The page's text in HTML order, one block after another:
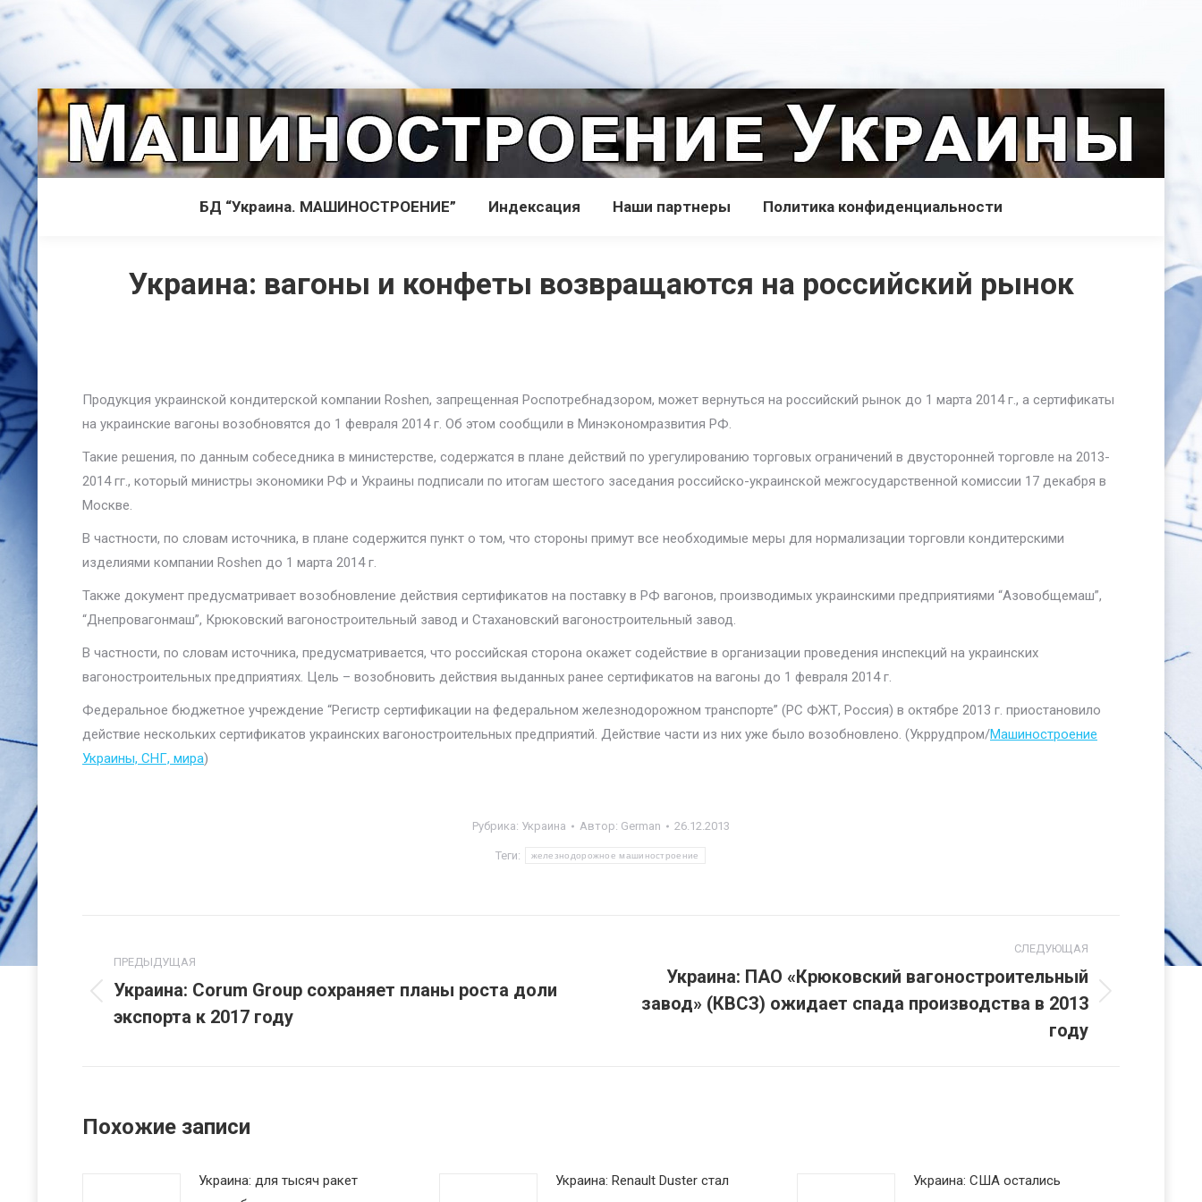
БД “Украина. МАШИНОСТРОЕНИЕ” Индекcация Наши партнеры Политика конфиденциальности
Украина: вагоны и конфеты возвращаются на российский рынок
Продукция украинской кондитерской компании Roshen, запрещенная Роспотребнадзором, может вернуться на российский рынок до 1 марта 2014 г., а сертификаты
на украинские вагоны возобновятся до 1 февраля 2014 г. Об этом сообщили в Минэкономразвития РФ.
Такие решения, по данным собеседника в министерстве, содержатся в плане действий по урегулированию торговых ограничений в двусторонней торговле на 2013-
2014 гг., который министры экономики РФ и Украины подписали по итогам шестого заседания российско-украинской межгосударственной комиссии 17 декабря в
Москве.
В частности, по словам источника, в плане содержится пункт о том, что стороны примут все необходимые меры для нормализации торговли кондитерскими
изделиями компании Roshen до 1 марта 2014 г.
Также документ предусматривает возобновление действия сертификатов на поставку в РФ вагонов, производимых украинскими предприятиями “Азовобщемаш”,
“Днепровагонмаш”, Крюковский вагоностроительный завод и Стахановский вагоностроительный завод.
В частности, по словам источника, предусматривается, что российская сторона окажет содействие в организации проведения инспекций на украинских
вагоностроительных предприятиях. Цель – возобновить действия выданных ранее сертификатов на вагоны до 1 февраля 2014 г.
Федеральное бюджетное учреждение “Регистр сертификации на федеральном железнодорожном транспорте” (РС ФЖТ, Россия) в октябре 2013 г. приостановило
действие нескольких сертификатов украинских вагоностроительных предприятий. Действие части из них уже было возобновлено. (Укррудпром/Машиностроение
Украины, СНГ, мира)
Рубрика: Украина Автор: German 26.12.2013
Теги: железнодорожное машиностроение
по
записям
ПРЕДЫДУЩАЯ
Предыдущая
запись:
Украина: Corum Group сохраняет планы роста доли
экспорта к 2017 году
СЛЕДУЮЩАЯ
Следующая
Украина: ПАО «Крюковский вагоностроительный
завод» (КВСЗ) ожидает спада производства в 2013
году
Похожие записи
Украина: для тысяч ракет
Украина: Renault Duster стал
Украина: США остались